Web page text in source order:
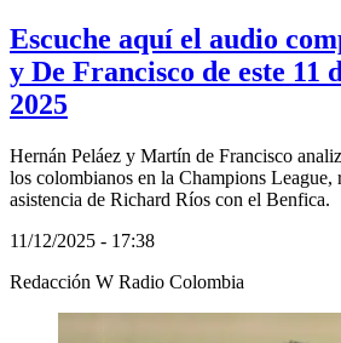
Escuche aquí el audio
y De Francisco de este 11
2025
Hernán Peláez y Martín de Francisco
los colombianos en la Champions League,
asistencia de Richard Ríos con el Benfica.
11/12/2025 - 17:38
Redacción W Radio Colombia